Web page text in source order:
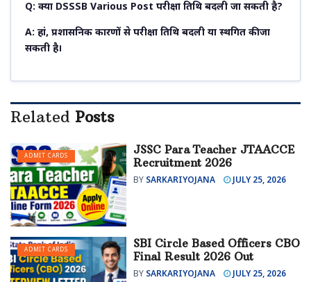
Q: क्या DSSSB Various Post परीक्षा तिथि बदली जा सकती है?
A: हां, प्रशासनिक कारणों से परीक्षा तिथि बदली या स्थगित की जा
सकती है।
Related Posts
ADMIT CARDS
JSSC Para Teacher JTAACCE
Recruitment 2026
BY SARKARIYOJANA JULY 25, 2026
ADMIT CARDS
SBI Circle Based Officers CBO
Final Result 2026 Out
BY SARKARIYOJANA JULY 25, 2026